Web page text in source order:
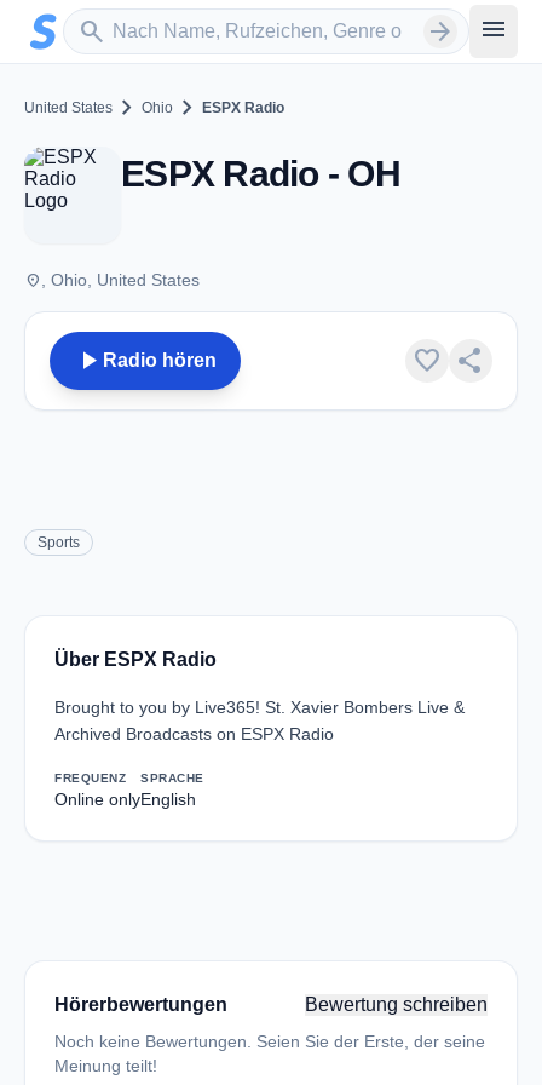
Zum Hauptinhalt springen
search
Sender suchen arrow_forward menu
United States chevron_right Ohio chevron_right ESPX Radio
ESPX Radio - OH
place , Ohio, United States
play_arrow Radio hören favorite share
Sports
Über ESPX Radio
Brought to you by Live365! St. Xavier Bombers Live &
Archived Broadcasts on ESPX Radio
FREQUENZ
Online only
SPRACHE
English
Hörerbewertungen Bewertung schreiben
Noch keine Bewertungen. Seien Sie der Erste, der seine
Meinung teilt!